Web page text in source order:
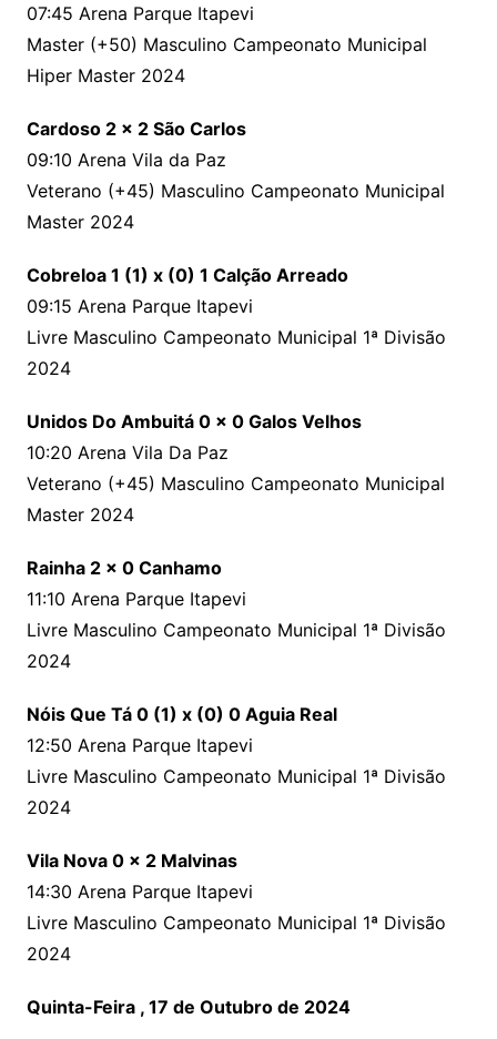
07:45 Arena Parque Itapevi
Master (+50) Masculino Campeonato Municipal
Hiper Master 2024
Cardoso 2 x 2 São Carlos
09:10 Arena Vila da Paz
Veterano (+45) Masculino Campeonato Municipal
Master 2024
Cobreloa 1 (1) x (0) 1 Calção Arreado
09:15 Arena Parque Itapevi
Livre Masculino Campeonato Municipal 1ª Divisão
2024
Unidos Do Ambuitá 0 x 0 Galos Velhos
10:20 Arena Vila Da Paz
Veterano (+45) Masculino Campeonato Municipal
Master 2024
Rainha 2 x 0 Canhamo
11:10 Arena Parque Itapevi
Livre Masculino Campeonato Municipal 1ª Divisão
2024
Nóis Que Tá 0 (1) x (0) 0 Aguia Real
12:50 Arena Parque Itapevi
Livre Masculino Campeonato Municipal 1ª Divisão
2024
Vila Nova 0 x 2 Malvinas
14:30 Arena Parque Itapevi
Livre Masculino Campeonato Municipal 1ª Divisão
2024
Quinta-Feira , 17 de Outubro de 2024